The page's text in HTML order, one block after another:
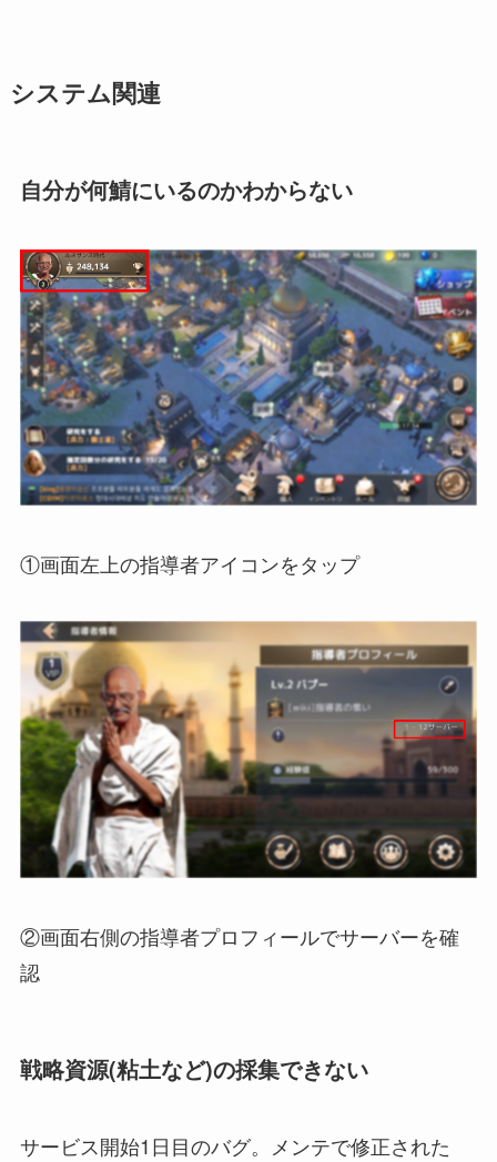
システム関連
自分が何鯖にいるのかわからない
①画面左上の指導者アイコンをタップ
②画面右側の指導者プロフィールでサーバーを確
認
戦略資源(粘土など)の採集できない
サービス開始1日目のバグ。メンテで修正された